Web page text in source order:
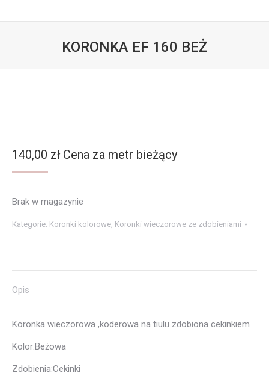
KORONKA EF 160 BEŻ
140,00 zł Cena za metr bieżący
Brak w magazynie
Kategorie: Koronki kolorowe, Koronki wieczorowe ze zdobieniami
Opis
Koronka wieczorowa ,koderowa na tiulu zdobiona cekinkiem
Kolor:Beżowa
Zdobienia:Cekinki